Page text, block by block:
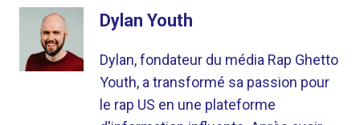
Dylan Youth
Dylan, fondateur du média Rap Ghetto
Youth, a transformé sa passion pour
le rap US en une plateforme